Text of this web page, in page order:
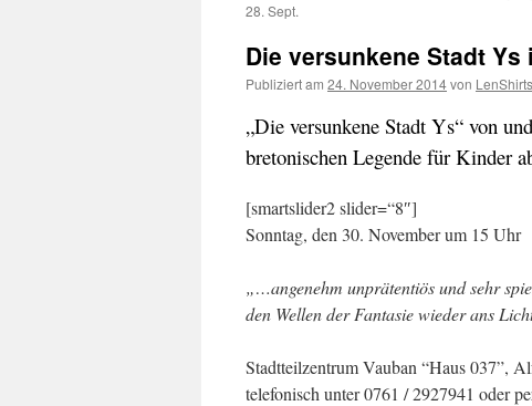
28. Sept.
Die versunkene Stadt Ys
Publiziert am 24. November 2014von LenShirts
„Die versunkene Stadt Ys“ von
bretonischen Legende für Kinder
[smartslider2 slider=“8″]
Sonntag, den 30. November um 15 Uhr
„…angenehm unprätentiös und sehr
den Wellen der Fantasie wieder ans
Stadtteilzentrum Vauban “Haus 037”,
telefonisch unter 0761 / 2927941 oder